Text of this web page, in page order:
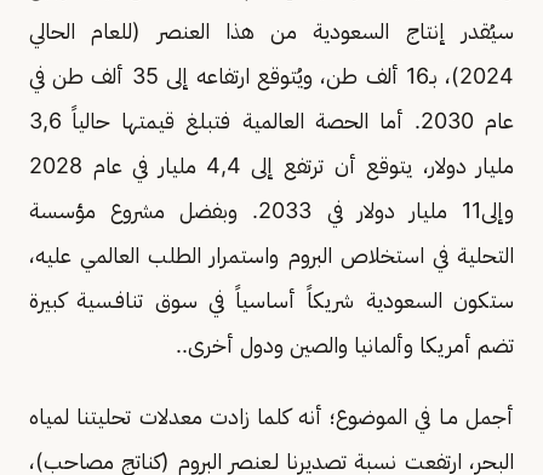
سيُقدر إنتاج السعودية من هذا العنصر (للعام الحالي
2024)، بـ16 ألف طن، ويُتوقع ارتفاعه إلى 35 ألف طن في
عام 2030. أما الحصة العالمية فتبلغ قيمتها حالياً 3,6
مليار دولار، يتوقع أن ترتفع إلى 4,4 مليار في عام 2028
وإلى11 مليار دولار في 2033. وبفضل مشروع مؤسسة
التحلية في استخلاص البروم واستمرار الطلب العالمي عليه،
ستكون السعودية شريكاً أساسياً في سوق تنافـسية كبيرة
تضم أمريكا وألمانيا والصين ودول أخرى..
أجمل مـا في الموضوع؛ أنه كلما زادت معدلات تحليتنا لمياه
البحر، ارتفعت نسبة تصديرنا لـعنصر البروم (كناتج مصاحب)،